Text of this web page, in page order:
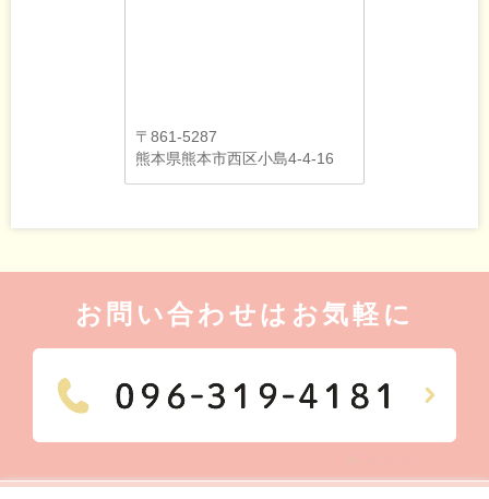
〒861-5287
熊本県熊本市西区小島4-4-16
お問い合わせはお気軽に